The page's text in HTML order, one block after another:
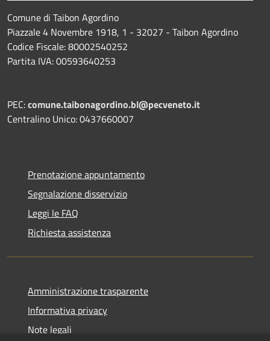
Comune di Taibon Agordino
Piazzale 4 Novembre 1918, 1 - 32027 - Taibon Agordino
Codice Fiscale: 80002540252
Partita IVA: 00593640253
PEC:comune.taibonagordino.bl@pecveneto.it
Centralino Unico: 0437660007
Prenotazione appuntamento
Segnalazione disservizio
Leggi le FAQ
Richiesta assistenza
Amministrazione trasparente
Informativa privacy
Note legali